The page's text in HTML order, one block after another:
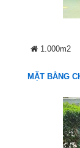
1.000m2
MẶT BẰNG